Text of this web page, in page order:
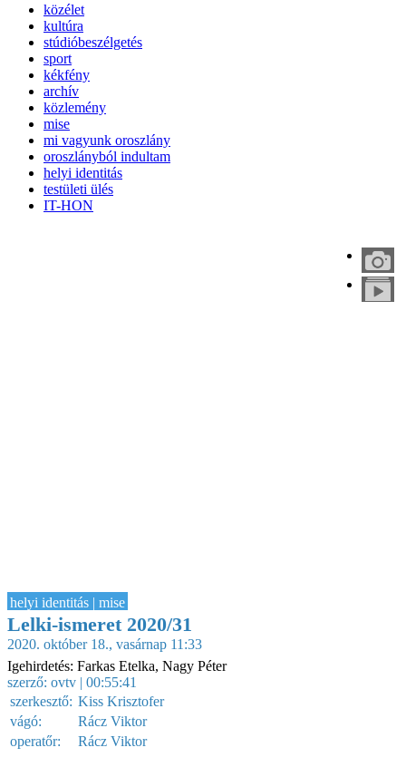
közélet
kultúra
stúdióbeszélgetés
sport
kékfény
archív
közlemény
mise
mi vagyunk oroszlány
oroszlányból indultam
helyi identitás
testületi ülés
IT-HON
helyi identitás | mise
Lelki-ismeret 2020/31
2020. október 18., vasárnap 11:33
Igehirdetés: Farkas Etelka, Nagy Péter
szerző: ovtv | 00:55:41
szerkesztő: Kiss Krisztofer
vágó:
Rácz Viktor
operatőr:
Rácz Viktor